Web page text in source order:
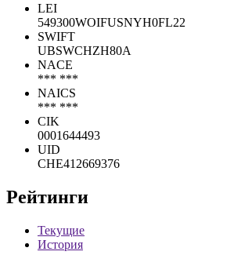
LEI
549300WOIFUSNYH0FL22
SWIFT
UBSWCHZH80A
NACE
*** ***
NAICS
*** ***
CIK
0001644493
UID
CHE412669376
Рейтинги
Текущие
История